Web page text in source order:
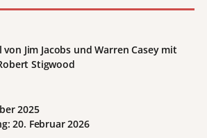
von Jim Jacobs und Warren Casey mit
Stigwood
2025
20. Februar 2026